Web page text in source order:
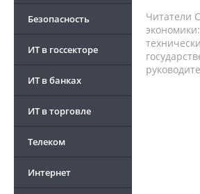
Безопасность
ИТ в госсекторе
ИТ в банках
ИТ в торговле
Телеком
Интернет
Читатели